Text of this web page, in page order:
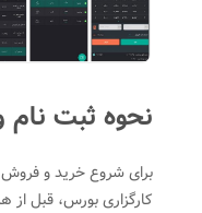
نحوه ثبت نام
برای شروع خرید و فروش
کارگزاری بورس، قبل از